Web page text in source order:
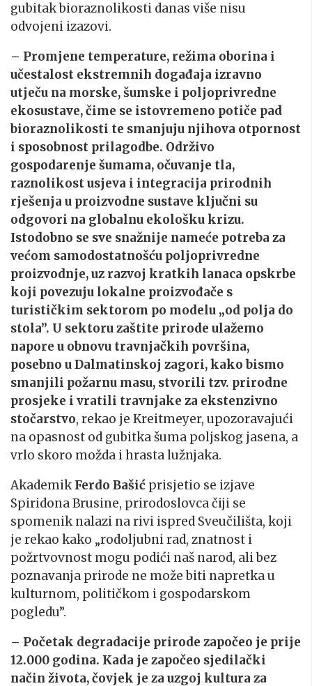
gubitak bioraznolikosti danas više nisu
odvojeni izazovi.
– Promjene temperature, režima oborina i
učestalost ekstremnih događaja izravno
utječu na morske, šumske i poljoprivredne
ekosustave, čime se istovremeno potiče pad
bioraznolikosti te smanjuju njihova otpornost
i sposobnost prilagodbe. Održivo
gospodarenje šumama, očuvanje tla,
raznolikost usjeva i integracija prirodnih
rješenja u proizvodne sustave ključni su
odgovori na globalnu ekološku krizu.
Istodobno se sve snažnije nameće potreba za
većom samodostatnošću poljoprivredne
proizvodnje, uz razvoj kratkih lanaca opskrbe
koji povezuju lokalne proizvođače s
turističkim sektorom po modelu „od polja do
stola”. U sektoru zaštite prirode ulažemo
napore u obnovu travnjačkih površina,
posebno u Dalmatinskoj zagori, kako bismo
smanjili požarnu masu, stvorili tzv. prirodne
prosjeke i vratili travnjake za ekstenzivno
stočarstvo, rekao je Kreitmeyer, upozoravajući
na opasnost od gubitka šuma poljskog jasena, a
vrlo skoro možda i hrasta lužnjaka.
AkademikFerdo Bašić prisjetio se izjave
Spiridona Brusine, prirodoslovca čiji se
spomenik nalazi na rivi ispred Sveučilišta, koji
je rekao kako „rodoljubni rad, znatnost i
požrtvovnost mogu podići naš narod, ali bez
poznavanja prirode ne može biti napretka u
kulturnom, političkom i gospodarskom
pogledu”.
– Početak degradacije prirode započeo je prije
12.000 godina. Kada je započeo sjedilački
način života, čovjek je za uzgoj kultura za